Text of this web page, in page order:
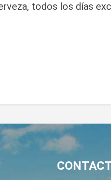
todos los días